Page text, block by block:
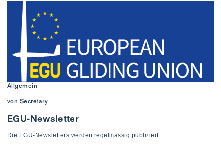
Allgemein
von Secretary
EGU-Newsletter
Die EGU-Newsletters werden regelmässig publiziert.